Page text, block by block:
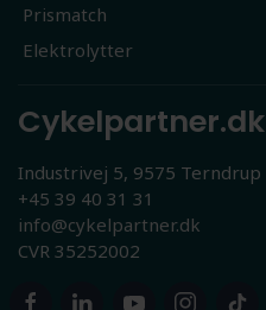
Prismatch
Elektrolytter
Cykelpartner.dk
Industrivej 5, 9575 Terndrup
+45 39 40 31 31
info@cykelpartner.dk
CVR 35252002